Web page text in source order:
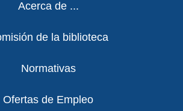
Acerca de ...
de la biblioteca
Normativas
Ofertas de Empleo